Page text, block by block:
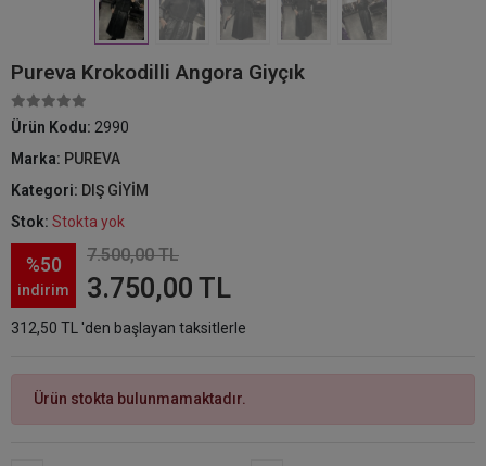
Pureva Krokodilli Angora Giyçık
Ürün Kodu: 2990
Marka: PUREVA
Kategori: DIŞ GİYİM
Stok: Stokta yok
%50
indirim
7.500,00 TL
3.750,00 TL
312,50 TL 'den başlayan taksitlerle
Ürün stokta bulunmamaktadır.